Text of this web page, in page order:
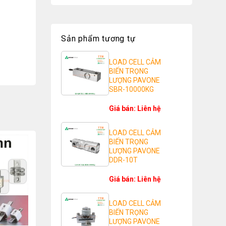
Sản phẩm tương tự
LOAD CELL CẢM
BIẾN TRỌNG
LƯỢNG PAVONE
SBR-10000KG
Giá bán: Liên hệ
LOAD CELL CẢM
BIẾN TRỌNG
LƯỢNG PAVONE
DDR-10T
Giá bán: Liên hệ
LOAD CELL CẢM
BIẾN TRỌNG
LƯỢNG PAVONE